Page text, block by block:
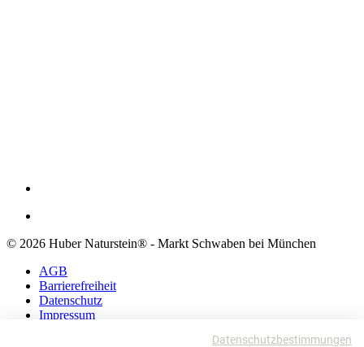
© 2026 Huber Naturstein® - Markt Schwaben bei München
AGB
Barrierefreiheit
Datenschutz
Impressum
Datenschutzbestimmungen